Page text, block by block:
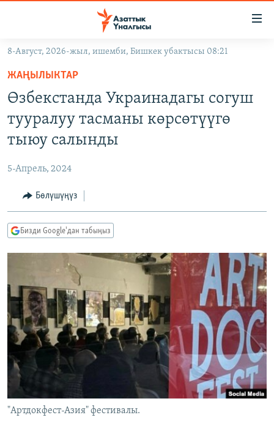
Навигацияга
өтүңүз
Издөөгө
салыңыз
КЫРГЫЗСТАН
МАДАНИЯТ
УКРАИНА
ТВ ПРОГРАММАЛАР
БҮГҮН АЗАТТЫКТА
ЭЖЕ-СИҢДИЛЕР
АЗАТТЫК+
ЫҢГАЙСЫЗ СУРООЛОР
ПОДКАСТ
Русский
ОНЛАЙН ШЕРИНЕ
ЭЕ/АРнун бардык сайттары
8-Август, 2026-жыл, ишемби, Бишкек убактысы 08:21
ЖАҢЫЛЫКТАР
Өзбекстанда Украинадагы согуш
тууралуу тасманы көрсөтүүгө
тыюу салынды
5-Апрель, 2024
Бөлүшүңүз
Бизди Google'дан табыңыз
"Артдокфест-Азия" фестивалы.